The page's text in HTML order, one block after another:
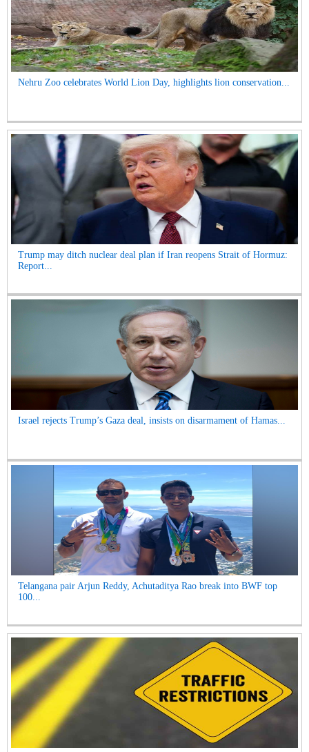
Nehru Zoo celebrates World Lion Day, highlights lion conservation...
Trump may ditch nuclear deal plan if Iran reopens Strait of Hormuz:
Report...
Israel rejects Trump’s Gaza deal, insists on disarmament of Hamas...
Telangana pair Arjun Reddy, Achutaditya Rao break into BWF top
100...